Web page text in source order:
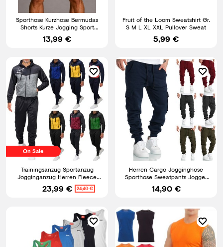
Sporthose Kurzhose Bermudas
Shorts Kurze Jogging Sport
Herren Color MIX1885
13,99 €
Fruit of the Loom Sweatshirt Gr.
S M L XL XXL Pullover Sweat
5,99 €
On Sale
Trainingsanzug Sportanzug
Jogginganzug Herren Fleece
Hausanzug GIVOVA TR018P
23,99 € 24,40 €
Herren Cargo Jogginghose
Sporthose Sweatpants Jogger
Trainingshose 2016
14,90 €